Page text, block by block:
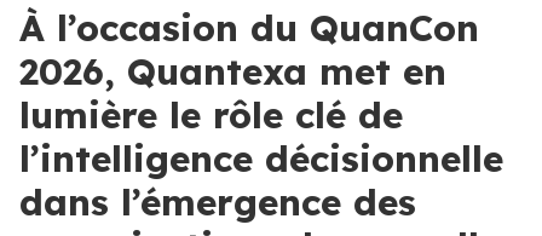
À l’occasion du QuanCon
2026, Quantexa met en
lumière le rôle clé de
l’intelligence décisionnelle
dans l’émergence des